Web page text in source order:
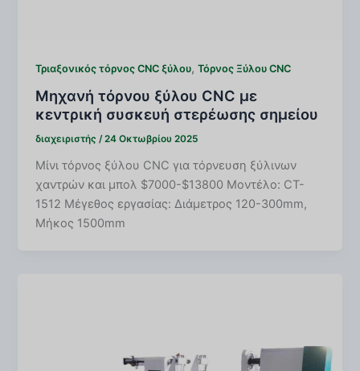
Τριαξονικός τόρνος CNC ξύλου,Τόρνος Ξύλου CNC
Μηχανή τόρνου ξύλου CNC με
κεντρική συσκευή στερέωσης σημείου
διαχειριστής/24 Οκτωβρίου 2025
Μίνι τόρνος ξύλου CNC για τόρνευση ξύλινων
χαντρών και μπολ $7000-$13800 Μοντέλο: CT-
1512 Μέγεθος εργασίας: Διάμετρος 120-300mm,
Μήκος 1500mm